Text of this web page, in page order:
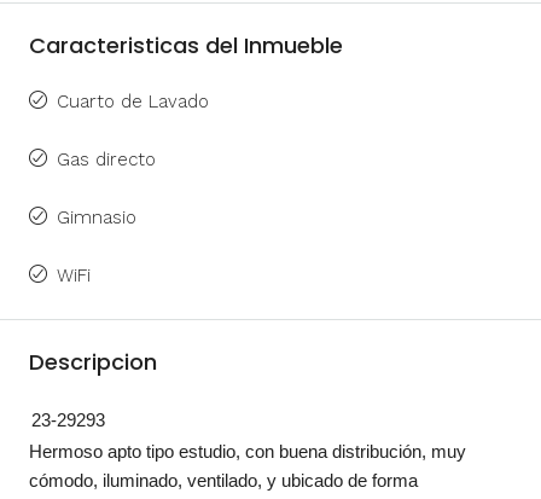
Caracteristicas del Inmueble
Cuarto de Lavado
Gas directo
Gimnasio
WiFi
Descripcion
23-29293
Hermoso apto tipo estudio, con buena distribución, muy
cómodo, iluminado, ventilado, y ubicado de forma